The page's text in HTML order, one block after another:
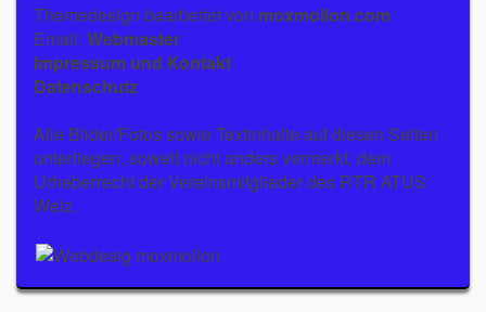
Themedesign bearbeitet von moxmolion.com
Email: Webmaster
Impressum und Kontakt
Datenschutz
Alle Bilder/Fotos sowie Textinhalte auf diesen Seiten
unterliegen, soweit nicht anders vermerkt, dem
Urheberrecht der Vereinsmitglieder des RTR ATUS
Weiz.